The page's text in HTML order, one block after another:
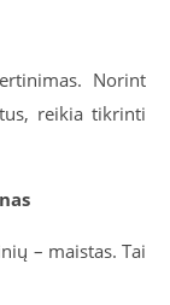
Norint
reikia tikrinti
– maistas. Tai